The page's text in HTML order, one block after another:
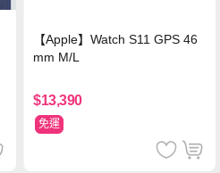
【Apple】Watch S11 GPS 46
mm M/L
$13,390
免運